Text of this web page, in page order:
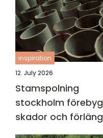
inspiration
12. July 2026
Stamspolning
stockholm förebygg
skador och förläng
rörens livslängd